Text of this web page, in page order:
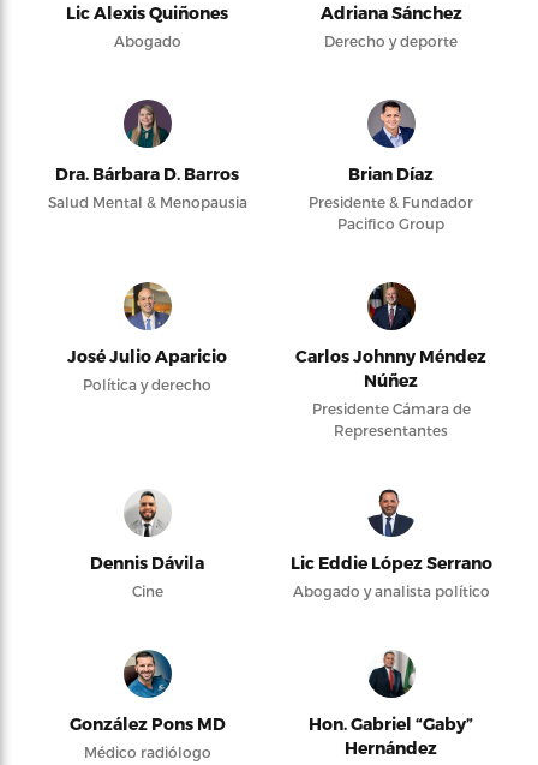
Lic Alexis Quiñones
Abogado
Adriana Sánchez
Derecho y deporte
Dra. Bárbara D. Barros
Salud Mental & Menopausia
Brian Díaz
Presidente & Fundador
Pacifico Group
José Julio Aparicio
Política y derecho
Carlos Johnny Méndez
Núñez
Presidente Cámara de
Representantes
Dennis Dávila
Cine
Lic Eddie López Serrano
Abogado y analista político
González Pons MD
Médico radiólogo
Hon. Gabriel “Gaby”
Hernández